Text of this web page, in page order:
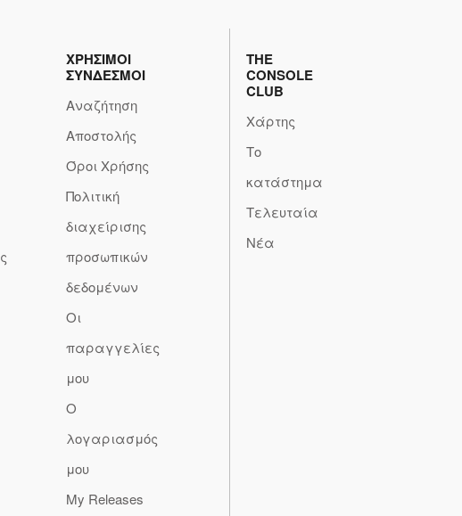
ΧΡΗΣΙΜΟΙ
ΣΥΝΔΕΣΜΟΙ
Αναζήτηση
Αποστολής
Όροι Χρήσης
Πολιτική
διαχείρισης
προσωπικών
δεδομένων
Οι
παραγγελίες
μου
Ο
λογαριασμός
μου
My Releases
THE
CONSOLE
CLUB
Χάρτης
Το
κατάστημα
Τελευταία
Νέα